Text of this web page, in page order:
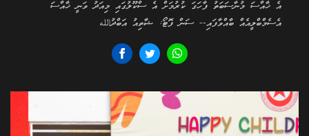
އެ ޚާއްސަ މުނާސަބަތު ފާހަގަ ކުރުމަށް އެ ސްކޫލުގައި މިއަދު ވަނީ ޚާއްސަ
އެސެމްބްލީއެއް ބާއްވާފައި-- ސަން ފޮޓޯ: ޝާތިއު އަބްދުالله